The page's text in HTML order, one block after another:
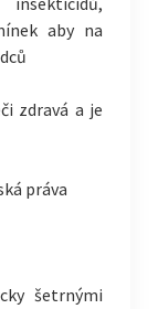
aby na
zdravá a je
práva
šetrnými